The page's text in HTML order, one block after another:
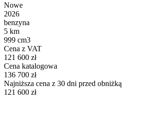
Nowe
2026
benzyna
5 km
999 cm3
Cena z VAT
121 600 zł
Cena katalogowa
136 700 zł
Najniższa cena z 30 dni przed obniżką
121 600 zł